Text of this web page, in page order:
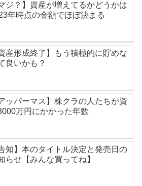
マジ？】資産が増えてるかどうかは
年時点の金額でほぼ決まる
資産形成終了】もう積極的に貯めな
良いかも？
アッパーマス】株クラの人たちが資
万円にかかった年数
告知】本のタイトル決定と発売日の
らせ【みんな買ってね】